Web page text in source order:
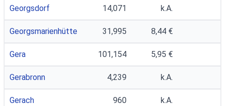
Georgsdorf 14,071 k.A.
Georgsmarienhütte 31,995 8,44 €
Gera 101,154 5,95 €
Gerabronn 4,239 k.A.
Gerach 960 k.A.